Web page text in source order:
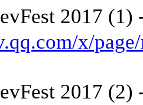
2017
x/
2017 (2)